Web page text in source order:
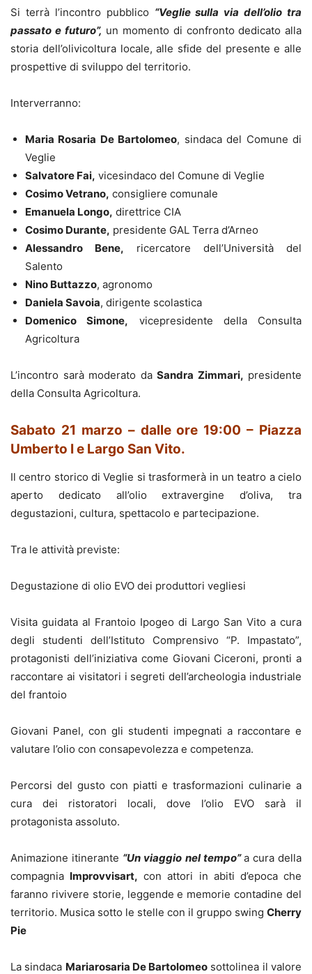
Si terrà l’incontro pubblico “Veglie sulla via dell’olio tra
passato e futuro”, un momento di confronto dedicato alla
storia dell’olivicoltura locale, alle sfide del presente e alle
prospettive di sviluppo del territorio.
Interverranno:
Maria Rosaria De Bartolomeo, sindaca del Comune di
Veglie
Salvatore Fai, vicesindaco del Comune di Veglie
Cosimo Vetrano, consigliere comunale
Emanuela Longo, direttrice CIA
Cosimo Durante, presidente GAL Terra d’Arneo
Alessandro Bene, ricercatore dell’Università del
Salento
Nino Buttazzo, agronomo
Daniela Savoia, dirigente scolastica
Domenico Simone, vicepresidente della Consulta
Agricoltura
L’incontro sarà moderato da Sandra Zimmari, presidente
della Consulta Agricoltura.
Sabato 21 marzo – dalle ore 19:00 – Piazza
Umberto I e Largo San Vito.
Il centro storico di Veglie si trasformerà in un teatro a cielo
aperto dedicato all’olio extravergine d’oliva, tra
degustazioni, cultura, spettacolo e partecipazione.
Tra le attività previste:
Degustazione di olio EVO dei produttori vegliesi
Visita guidata al Frantoio Ipogeo di Largo San Vito a cura
degli studenti dell’Istituto Comprensivo “P. Impastato”,
protagonisti dell’iniziativa come Giovani Ciceroni, pronti a
raccontare ai visitatori i segreti dell’archeologia industriale
del frantoio
Giovani Panel, con gli studenti impegnati a raccontare e
valutare l’olio con consapevolezza e competenza.
Percorsi del gusto con piatti e trasformazioni culinarie a
cura dei ristoratori locali, dove l’olio EVO sarà il
protagonista assoluto.
Animazione itinerante “Un viaggio nel tempo” a cura della
compagnia Improvvisart, con attori in abiti d’epoca che
faranno rivivere storie, leggende e memorie contadine del
territorio. Musica sotto le stelle con il gruppo swing Cherry
Pie
La sindaca Mariarosaria De Bartolomeo sottolinea il valore